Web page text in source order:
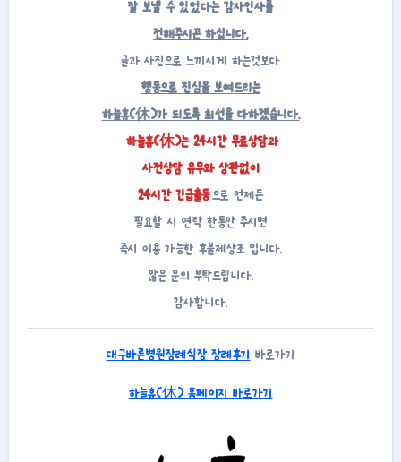
잘 보낼 수 있었다는 감사인사를
전해주시곤 하십니다.
글과 사진으로 느끼시게 하는것보다
행동으로 진심을 보여드리는
하늘휴(休)가 되도록 최선을 다하겠습니다.
하늘휴(休)는 24시간 무료상담과
사전상담 유무와 상관없이
24시간 긴급출동으로 언제든
필요할 시 연락 한통만 주시면
즉시 이용 가능한 후불제상조 입니다.
많은 문의 부탁드립니다.
감사합니다.
대구바른병원장례식장 장례후기 바로가기
하늘휴(休) 홈페이지 바로가기